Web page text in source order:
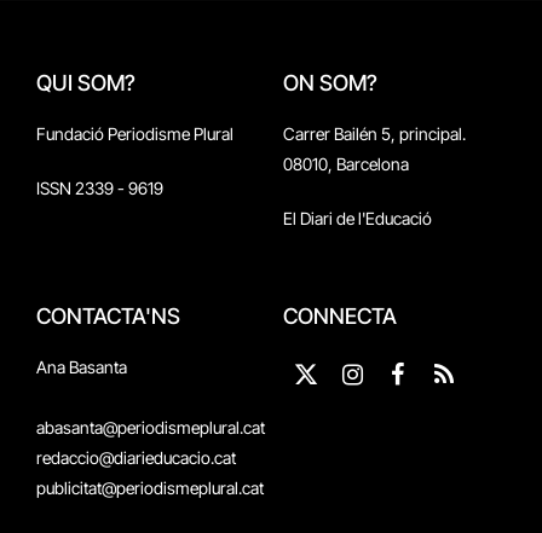
QUI SOM?
Fundació Periodisme Plural
ISSN 2339 - 9619
ON SOM?
Carrer Bailén 5, principal.
08010, Barcelona
El Diari de l'Educació
CONTACTA'NS
Ana Basanta
abasanta@periodismeplural.cat
redaccio@diarieducacio.cat
publicitat@periodismeplural.cat
CONNECTA
X
Instagram
Facebook
RSS